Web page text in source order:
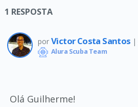
1 RESPOSTA
por Victor Costa Santos |
Alura Scuba Team
Olá Guilherme!